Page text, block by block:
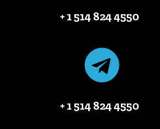
4550 824 514 1 +
4550 824 514 1 +